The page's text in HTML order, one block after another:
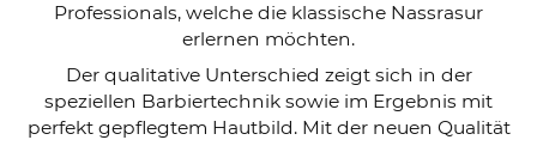
Professionals, welche die klassische Nassrasur
erlernen möchten.
Der qualitative Unterschied zeigt sich in der
speziellen Barbiertechnik sowie im Ergebnis mit
perfekt gepflegtem Hautbild. Mit der neuen Qualität